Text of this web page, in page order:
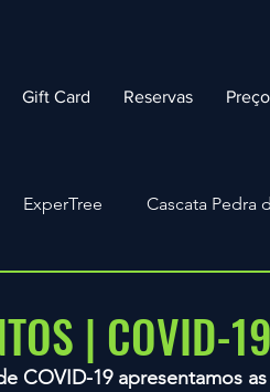
Gift Card Reservas
ExperTree Cascata Pedra
| COVID-
COVID-19 apresentamos